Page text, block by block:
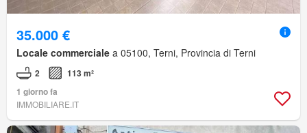
35.000 €
Locale commerciale a 05100, Terni, Provincia di Terni
2
113 m²
1 giorno fa
IMMOBILIARE.IT